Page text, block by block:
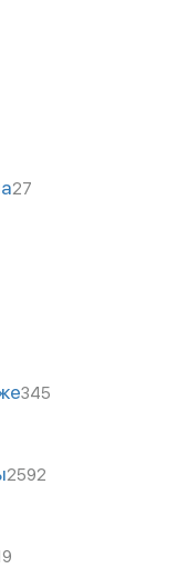
27
345
2592